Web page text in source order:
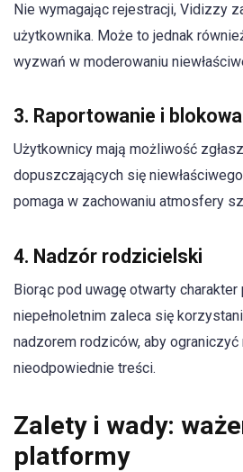
Nie wymagając rejestracji, Vidizzy
użytkownika. Może to jednak
wyzwań w moderowaniu
3. Raportowanie i
Użytkownicy mają możliwość
dopuszczających się
pomaga w zachowaniu atmosfery
4. Nadzór rodzicielski
Biorąc pod uwagę otwarty
niepełnoletnim zaleca się
nadzorem rodziców, aby ograniczyć
nieodpowiednie treści.
Zalety i wady:
platformy